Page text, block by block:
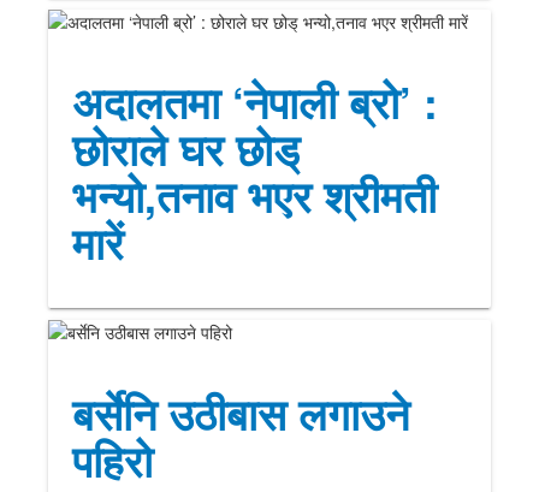
अदालतमा ‘नेपाली ब्रो’ :
छोराले घर छोड्
भन्यो,तनाव भएर श्रीमती
मारें
बर्सेनि उठीबास लगाउने
पहिरो